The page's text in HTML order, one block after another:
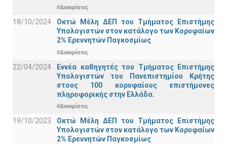
#Διακρίσεις
18/10/2024
Οκτώ Μέλη ΔΕΠ του Τμήματος Επιστήμης
Υπολογιστών στον κατάλογο των Κορυφαίων
2% Ερευνητών Παγκοσμίως
#Διακρίσεις
22/04/2024
Εννέα καθηγητές του Τμήματος Επιστήμης
Υπολογιστών του Πανεπιστημίου Κρήτης
στους 100 κορυφαίους επιστήμονες
πληροφορικής στην Ελλάδα.
#Διακρίσεις
19/10/2023
Οκτώ Μέλη ΔΕΠ του Τμήματος Επιστήμης
Υπολογιστών στον κατάλογο των Κορυφαίων
2% Ερευνητών Παγκοσμίως